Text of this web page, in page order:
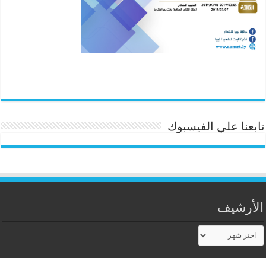
تابعنا علي الفيسبوك
الأرشيف
الأرشيف